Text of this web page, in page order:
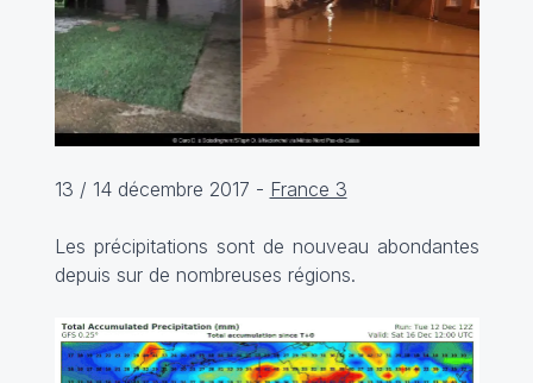
13 / 14 décembre 2017 - France 3
Les précipitations sont de nouveau abondantes
depuis sur de nombreuses régions.